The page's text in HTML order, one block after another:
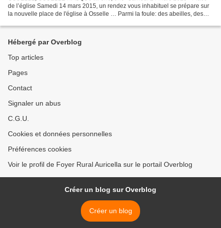
de l’église Samedi 14 mars 2015, un rendez vous inhabituel se prépare sur
la nouvelle place de l'église à Osselle … Parmi la foule: des abeilles, des
Hébergé par Overblog
Top articles
Pages
Contact
Signaler un abus
C.G.U.
Cookies et données personnelles
Préférences cookies
Voir le profil de Foyer Rural Auricella sur le portail Overblog
Créer un blog sur Overblog
Créer un blog